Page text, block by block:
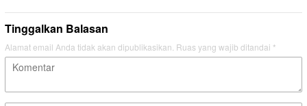
Tinggalkan Balasan
Alamat email Anda tidak akan dipublikasikan. Ruas yang wajib ditandai *